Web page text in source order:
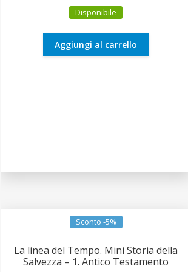
originale
0,90€.
attuale
0,86€.
Disponibile
Aggiungi al carrello
Sconto -5%
La linea del Tempo. Mini Storia della
Salvezza – 1. Antico Testamento